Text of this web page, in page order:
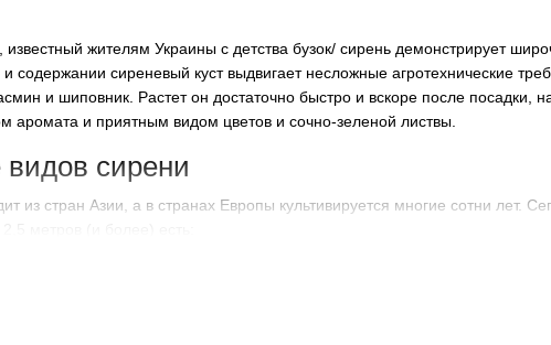
известный жителям Украины с детства бузок/ сирень демонстрирует
содержании сиреневый куст выдвигает несложные агротехнические
и шиповник. Растет он достаточно быстро и вскоре после
аромата и приятным видом цветов и сочно-зеленой листвы.
видов сирени
из стран Азии, а в странах Европы культивируется многие сотни лет.